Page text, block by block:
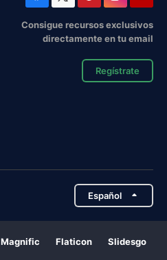
Consigue recursos exclusivos
directamente en tu email
Regístrate
Español
Magnific Flaticon Slidesgo